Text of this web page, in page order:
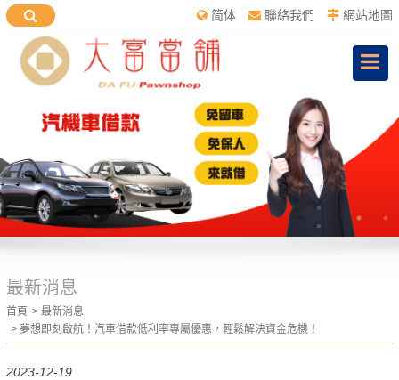
简体 聯絡我們 網站地圖
最新消息
首頁
最新消息
夢想即刻啟航！汽車借款低利率專屬優惠，輕鬆解決資金危機！
2023-12-19